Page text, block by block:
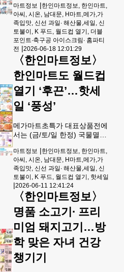
수/사골맛 쌀국수/육개장맛 쌀
국수김치맛 쌀국수10.99, 오뚜
기 진라면 용기 L (순한맛)
6X110G 7.99, 진라면 용기 L
(매운맛) 6X110G 7.99, 참조
기 (300-400_4#,BOX) EA
26.99, 배추BOX/LIMIT1.
18.99에 제공된다.과일코너에
서는 사과선물세트(BOX) EA
17.99, 조지아복숭아LB 2.79,
유기농 후지사과LB 1.79, 체
리자두LB 2.79,하미멜론 LB
마트정보 |한인마트정보, 한인마트,
아씨, 시온, 남대문, H마트,메가,가
족입맛, 신선 과일∙ 해산물,세일, 신
토불이, K 푸드, 월드컵 열기, 더블
포인트∙축구공 아이스크림∙ 홈파티
전 |2026-06-18 12:01:29
〈한인마트정보〉
한인마트도 월드컵
열기 ‘후끈’…핫세
일 ‘풍성’
메가마트초특가 대표상품전에
서는 (금/토/일 한정) 국물멸치
정) 살아있는 활전복(대) 8pcs
$19.99, (금/토/일한정) 고창
풍천장어 2마리 39.99, (금/토/
일 한정) 자갈치식 아나고회
pk 7.99, (금/토/일 한정)자숙
문어 lb 19.99, (금/토/일 한정)
봉지멍게1봉지 9.99, (금/토/일
한정) 봉지해삼1봉지 9.99,
(금/토/일한정) 백조기 굴비 특
10마리 19.99, (금/토/일 한정)
소 LA갈비 lb 12.99, (금/토/일
한정) 소꽃갈비살구이
마트정보 |한인마트정보, 한인마트,
아씨, 시온, 남대문, H마트,메가,가
족입맛, 신선 과일∙ 해산물,세일, 신
토불이, K 푸드, 월드컵 열기, 핫세일
|2026-06-11 12:41:24
〈한인마트정보〉
명품 소고기∙ 프리
미엄 돼지고기…방
학 맞은 자녀 건강
챙기기